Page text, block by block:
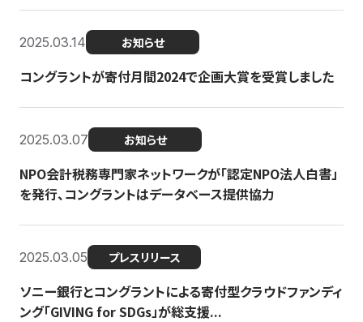
2025.03.14 お知らせ
コングラントが寄付月間2024で企画大賞を受賞しました
2025.03.07 お知らせ
NPO会計税務専門家ネットワークが「認定NPO法人白書」
を発行、コングラントはデータベース提供協力
2025.03.05 プレスリリース
ソニー銀行とコングラントによる寄付型クラウドファンディ
ング「GIVING for SDGs」が総支援...